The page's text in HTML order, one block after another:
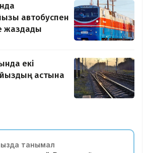
автобуспен
жаздады
екі
астына
танымал